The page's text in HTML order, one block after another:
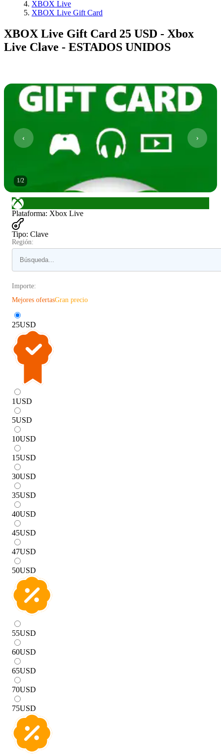
XBOX Live
XBOX Live Gift Card
XBOX Live Gift Card 25 USD - Xbox
Live Clave - ESTADOS UNIDOS
1/2
Plataforma: Xbox Live
Tipo: Clave
Región:
Importe:
Mejores ofertasGran precio
25USD
1USD
5USD
10USD
15USD
30USD
35USD
40USD
45USD
47USD
50USD
55USD
60USD
65USD
70USD
75USD